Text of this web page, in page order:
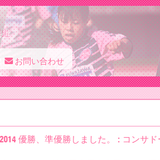
道
お問い合わせ
優勝、準優勝しました。 : コンサ